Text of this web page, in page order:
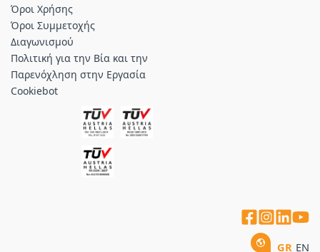
Όροι Χρήσης
Όροι Συμμετοχής
Διαγωνισμού
Πολιτική για την Βία και την
Παρενόχληση στην Εργασία
Cookiebot
GR EN